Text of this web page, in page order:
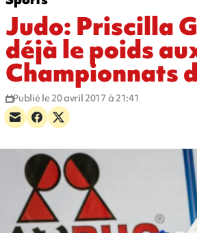
Judo: Priscilla
déjà le poids
Championnats
Publié le 20 avril 2017 à 21:41